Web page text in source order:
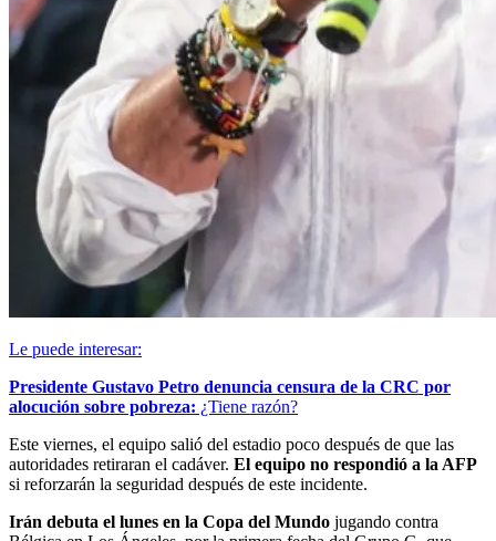
Le puede interesar:
Presidente Gustavo Petro denuncia censura de la CRC por
alocución sobre pobreza: ¿Tiene razón?
Este viernes, el equipo salió del estadio poco después de que las
autoridades retiraran el cadáver. El equipo no respondió a la AFP
si reforzarán la seguridad después de este incidente.
Irán debuta el lunes en la Copa del Mundo jugando contra